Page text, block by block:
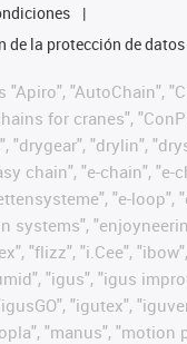
de la protección de datos
"Apiro", "AutoChain",
for cranes",
"drygear", "drylin",
chain", "e-chain", "e-
"e-loop",
systems",
"flizz", "i.Cee",
"igus", "igus
"igutex",
"manus", "motion